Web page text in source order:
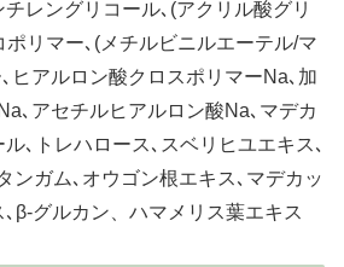
レングリコール､(アクリル酸グリ
リマー､(メチルビニルエーテル/マ
ヒアルロン酸クロスポリマーNa､加
､アセチルヒアルロン酸Na､マデカ
､トレハロース､スベリヒユエキス､
ンガム､オウゴン根エキス､マデカッ
β-グルカン、ハマメリス葉エキス